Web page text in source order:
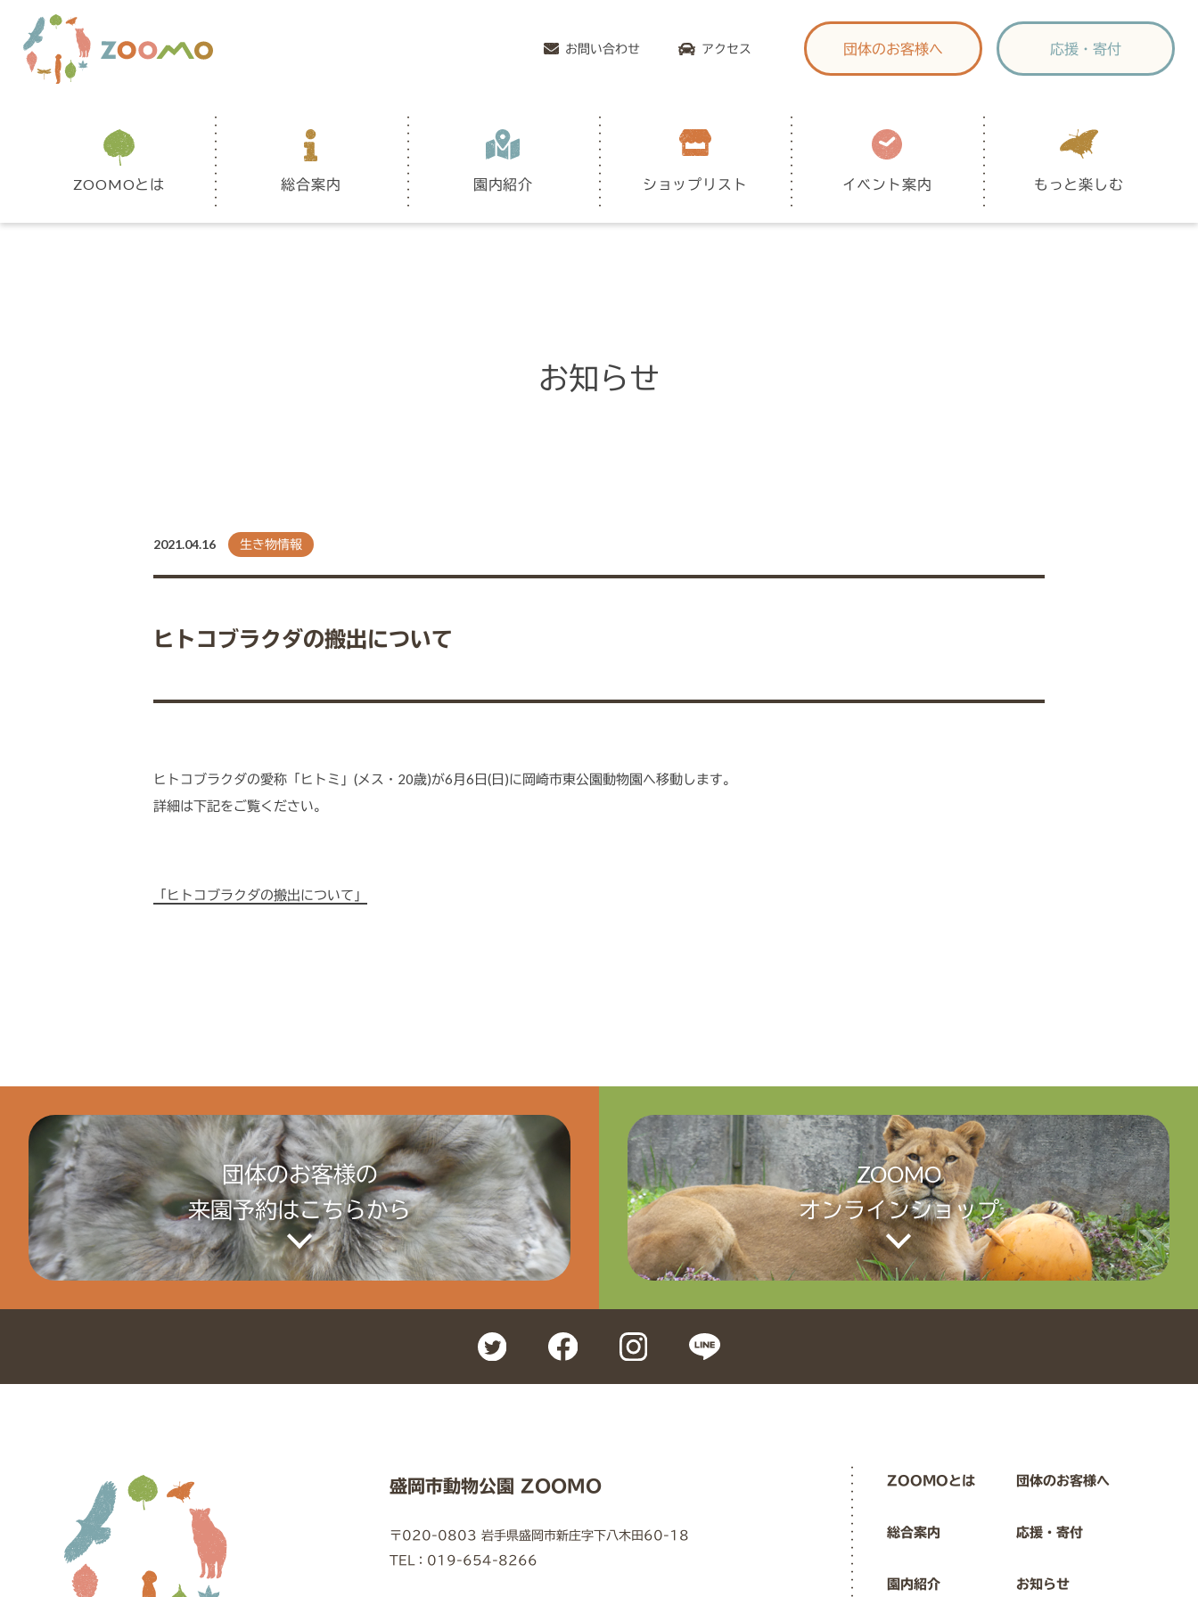
お問い合わせ アクセス 団体のお客様へ 応援・寄付
ZOOMOとは 総合案内 園内紹介 ショップリスト イベント案内 もっと楽しむ
お知らせ
2021.04.16 生き物情報
ヒトコブラクダの搬出について
ヒトコブラクダの愛称「ヒトミ」(メス・20歳)が6月6日(日)に岡崎市東公園動物園へ移動します。
詳細は下記をご覧ください。
「ヒトコブラクダの搬出について」
団体のお客様の
来園予約はこちらから
ZOOMO
オンラインショップ
盛岡市動物公園 ZOOMO
〒020-0803 岩手県盛岡市新庄字下八木田60-18
TEL：019-654-8266
ZOOMOとは
総合案内
園内紹介
団体のお客様へ
応援・寄付
お知らせ